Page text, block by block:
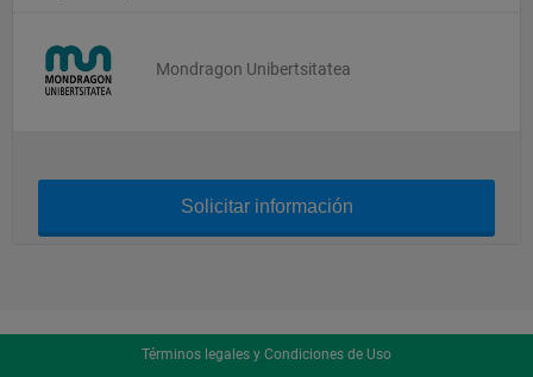
Mondragon Unibertsitatea
Solicitar información
Términos legales y Condiciones de Uso